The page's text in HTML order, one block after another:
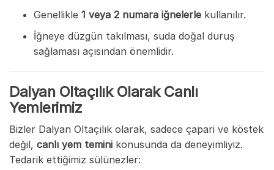
Genellikle 1 veya 2 numara iğnelerle kullanılır.
İğneye düzgün takılması, suda doğal duruş
sağlaması açısından önemlidir.
Dalyan Oltaçılık Olarak Canlı
Yemlerimiz
Bizler Dalyan Oltaçılık olarak, sadece çapari ve köstek
değil, canlı yem temini konusunda da deneyimliyiz.
Tedarik ettiğimiz sülünezler: